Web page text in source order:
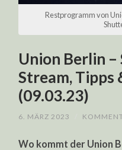
Restprogramm von
Union Berlin
Stream, Tipps
(09.03.23)
6. MÄRZ 2023
Wo kommt der Union